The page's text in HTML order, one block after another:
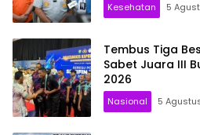
Kesehatan 5
Tembus Tiga
Sabet Juara III
2026
Nasional 5